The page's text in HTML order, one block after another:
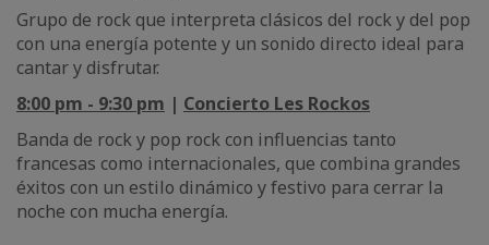
Grupo de rock que interpreta clásicos del rock y del pop
con una energía potente y un sonido directo ideal para
cantar y disfrutar.
8:00 pm - 9:30 pm | Concierto Les Rockos
Banda de rock y pop rock con influencias tanto
francesas como internacionales, que combina grandes
éxitos con un estilo dinámico y festivo para cerrar la
noche con mucha energía.